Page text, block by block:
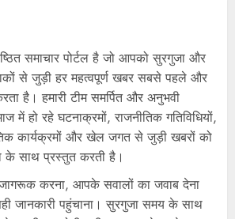
समाचार पोर्टल है जो आपको सुरगुजा और
से जुड़ी हर महत्वपूर्ण खबर सबसे पहले और
है। हमारी टीम समर्पित और अनुभवी
में हो रहे घटनाक्रमों, राजनीतिक गतिविधियों,
कार्यक्रमों और खेल जगत से जुड़ी खबरों को
के साथ प्रस्तुत करती है।
जागरूक करना, आपके सवालों का जवाब देना
जानकारी पहुंचाना। सुरगुजा समय के साथ